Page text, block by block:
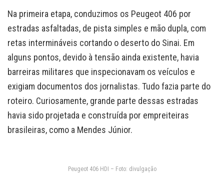
Na primeira etapa, conduzimos os Peugeot 406 por
estradas asfaltadas, de pista simples e mão dupla, com
retas intermináveis cortando o deserto do Sinai. Em
alguns pontos, devido à tensão ainda existente, havia
barreiras militares que inspecionavam os veículos e
exigiam documentos dos jornalistas. Tudo fazia parte do
roteiro. Curiosamente, grande parte dessas estradas
havia sido projetada e construída por empreiteiras
brasileiras, como a Mendes Júnior.
Peugeot 406 HDI – Foto: divulgação